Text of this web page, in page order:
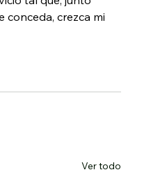
conceda, crezca mi
Ver todo